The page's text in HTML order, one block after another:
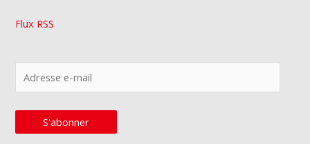
Flux RSS
d
r
e
S'abonner